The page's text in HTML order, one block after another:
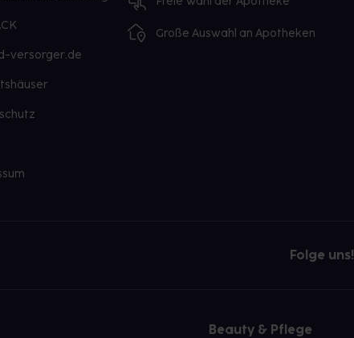
versorger.de
Große Auswahl an Apotheken
Folge uns!
Beauty & Pflege